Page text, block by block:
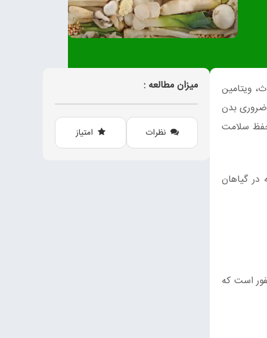
ویتامین
ضروری بدن
سبب حفظ سلامت
گیاهان
است که
میزان مطالعه :
نظرات امتیاز